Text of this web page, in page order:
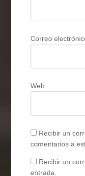
Correo
Web
Recibir un
comentarios a
Recibir un
entrada.